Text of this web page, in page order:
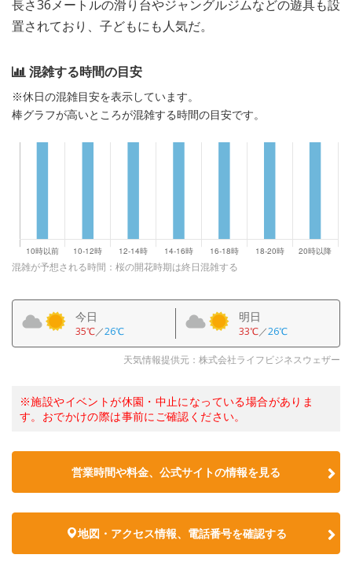
長さ36メートルの滑り台やジャングルジムなどの遊具も設
置されており、子どもにも人気だ。
混雑する時間の目安
※休日の混雑目安を表示しています。
棒グラフが高いところが混雑する時間の目安です。
混雑が予想される時間：桜の開花時期は終日混雑する
今日
35℃／26℃
明日
33℃／26℃
天気情報提供元：株式会社ライフビジネスウェザー
※施設やイベントが休園・中止になっている場合がありま
す。おでかけの際は事前にご確認ください。
営業時間や料金、公式サイトの情報を見る
地図・アクセス情報、電話番号を確認する